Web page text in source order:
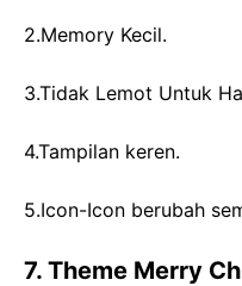
2.Memory Kecil.
3.Tidak Lemot Untuk
4.Tampilan keren.
5.Icon-Icon berubah
7. Theme Merry